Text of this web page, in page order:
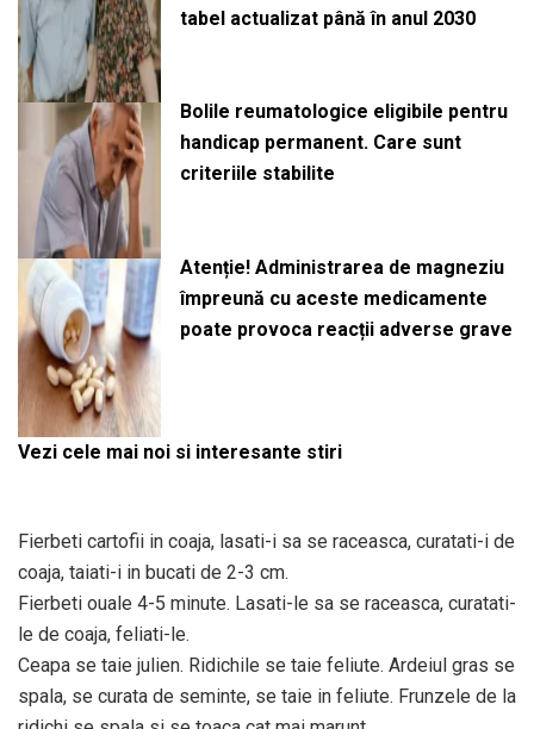
tabel actualizat până în anul 2030
Bolile reumatologice eligibile pentru
handicap permanent. Care sunt
criteriile stabilite
Atenție! Administrarea de magneziu
împreună cu aceste medicamente
poate provoca reacții adverse grave
Vezi cele mai noi si interesante stiri
Fierbeti cartofii in coaja, lasati-i sa se raceasca, curatati-i de
coaja, taiati-i in bucati de 2-3 cm.
Fierbeti ouale 4-5 minute. Lasati-le sa se raceasca, curatati-
le de coaja, feliati-le.
Ceapa se taie julien. Ridichile se taie feliute. Ardeiul gras se
spala, se curata de seminte, se taie in feliute. Frunzele de la